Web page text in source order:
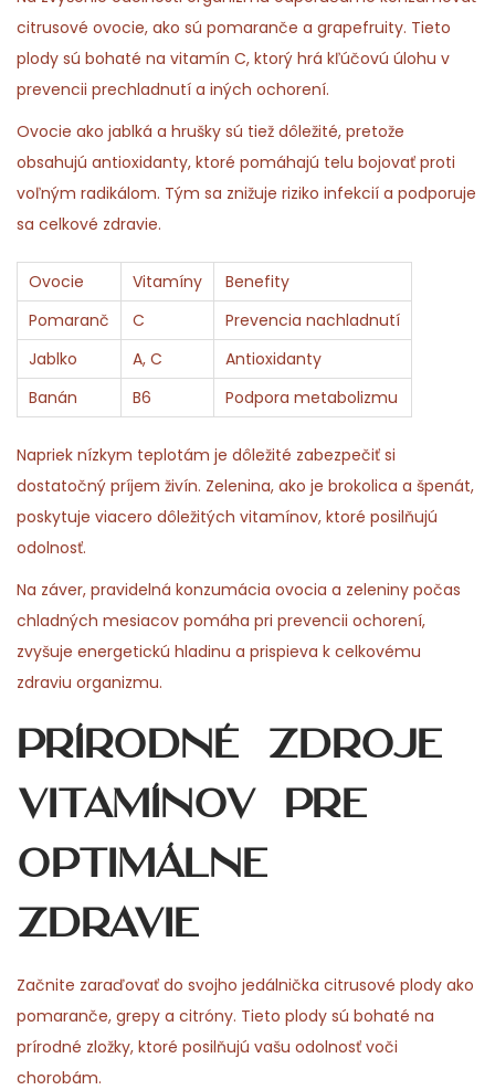
citrusové ovocie, ako sú pomaranče a grapefruity. Tieto
plody sú bohaté na vitamín C, ktorý hrá kľúčovú úlohu v
prevencii prechladnutí a iných ochorení.
Ovocie ako jablká a hrušky sú tiež dôležité, pretože
obsahujú antioxidanty, ktoré pomáhajú telu bojovať proti
voľným radikálom. Tým sa znižuje riziko infekcií a podporuje
sa celkové zdravie.
Ovocie Vitamíny
Benefity
Pomaranč
C
Prevencia nachladnutí
Jablko
A, C
Antioxidanty
Banán
B6 Podpora metabolizmu
Napriek nízkym teplotám je dôležité zabezpečiť si
dostatočný príjem živín. Zelenina, ako je brokolica a špenát,
poskytuje viacero dôležitých vitamínov, ktoré posilňujú
odolnosť.
Na záver, pravidelná konzumácia ovocia a zeleniny počas
chladných mesiacov pomáha pri prevencii ochorení,
zvyšuje energetickú hladinu a prispieva k celkovému
zdraviu organizmu.
Prírodné zdroje
vitamínov pre
optimálne
zdravie
Začnite zaraďovať do svojho jedálnička citrusové plody ako
pomaranče, grepy a citróny. Tieto plody sú bohaté na
prírodné zložky, ktoré posilňujú vašu odolnosť voči
chorobám.